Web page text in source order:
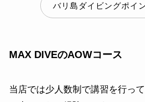
バリ島ダイビングポイ
MAX DIVEのAOWコース
当店では少人数制で講習を行って